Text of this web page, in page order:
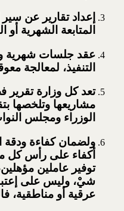
إعداد تقارير عن
المتابعة الشهرية أو
عقد جلسات شهرية
التنفيذ، لمعالجة
تعد كل وزارة
مشاريعها وتلخصها
الوزراء ومجلس
ولضمان كفاءة ودقة
أكفاء على رأس كل
توفير عاملين
شيْ، وليس على
عرقية أو مناطقية،